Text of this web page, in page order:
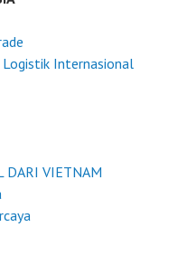
Logistik Internasional
DARI VIETNAM